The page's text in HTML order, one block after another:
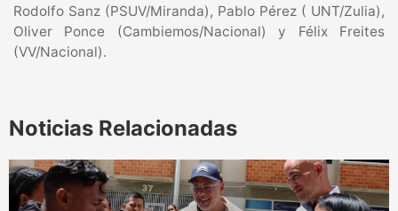
Rodolfo Sanz (PSUV/Miranda), Pablo Pérez ( UNT/Zulia),
Oliver Ponce (Cambiemos/Nacional) y Félix Freites
(VV/Nacional).
Noticias Relacionadas